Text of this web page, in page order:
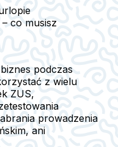
co musisz
podczas
z wielu
ZUS,
prowadzenia
ani